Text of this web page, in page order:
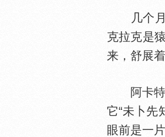
几个月
克拉克是
来，舒展
阿卡特
它“未卜先
眼前是一